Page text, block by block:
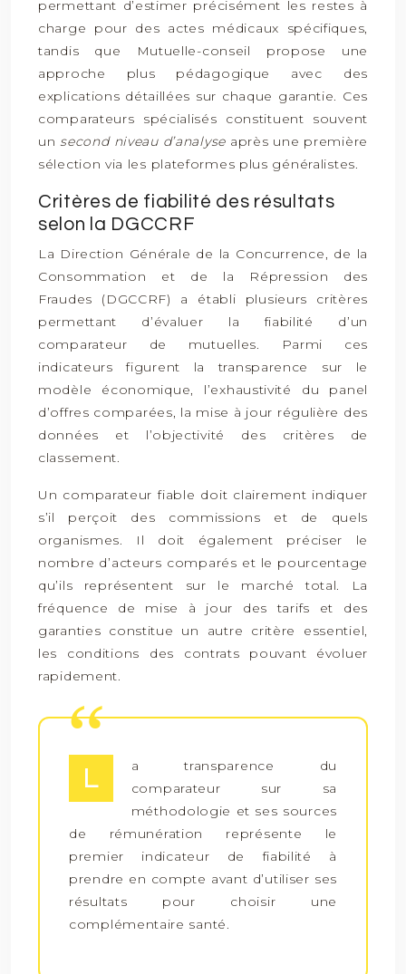
permettant d’estimer précisément les restes à
charge pour des actes médicaux spécifiques,
tandis que Mutuelle-conseil propose une
approche plus pédagogique avec des
explications détaillées sur chaque garantie. Ces
comparateurs spécialisés constituent souvent
un second niveau d’analyse après une première
sélection via les plateformes plus généralistes.
Critères de fiabilité des résultats
selon la DGCCRF
La Direction Générale de la Concurrence, de la
Consommation et de la Répression des
Fraudes (DGCCRF) a établi plusieurs critères
permettant d’évaluer la fiabilité d’un
comparateur de mutuelles. Parmi ces
indicateurs figurent la transparence sur le
modèle économique, l’exhaustivité du panel
d’offres comparées, la mise à jour régulière des
données et l’objectivité des critères de
classement.
Un comparateur fiable doit clairement indiquer
s’il perçoit des commissions et de quels
organismes. Il doit également préciser le
nombre d’acteurs comparés et le pourcentage
qu’ils représentent sur le marché total. La
fréquence de mise à jour des tarifs et des
garanties constitue un autre critère essentiel,
les conditions des contrats pouvant évoluer
rapidement.
L
a transparence du
comparateur sur sa
méthodologie et ses sources
de rémunération représente le
premier indicateur de fiabilité à
prendre en compte avant d’utiliser ses
résultats pour choisir une
complémentaire santé.